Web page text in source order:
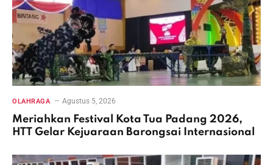
OLAHRAGA Agustus 5, 2026
Meriahkan Festival Kota Tua Padang 2026,
HTT Gelar Kejuaraan Barongsai Internasional